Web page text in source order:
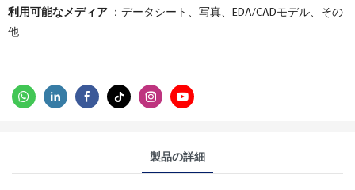
利用可能なメディア ：データシート、写真、EDA/CADモデル、その
他
製品の詳細